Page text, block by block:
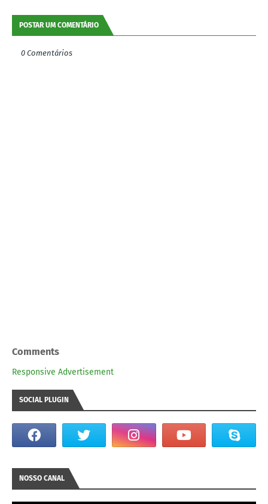
POSTAR UM COMENTÁRIO
0 Comentários
Comments
Responsive Advertisement
SOCIAL PLUGIN
NOSSO CANAL